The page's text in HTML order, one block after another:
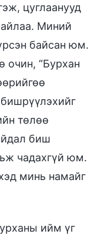
цуглаанууд
Миний
байсан юм.
очин, “Бурхан
төлөө
биш
чадахгүй юм.
минь намайг
ийм үг